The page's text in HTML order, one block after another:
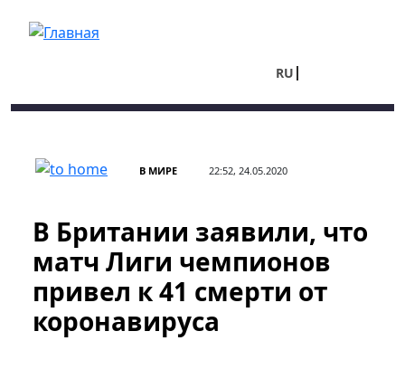
RU
В МИРЕ 22:52, 24.05.2020
В Британии заявили, что
матч Лиги чемпионов
привел к 41 смерти от
коронавируса